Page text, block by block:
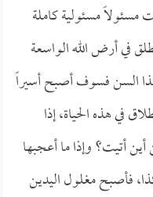
مسئولية كاملة
في أرض الله الواسعة
السن فسوف أصبح أسيراً
في هذه الحياة، إذا
أتيت؟ وإذا ما أعجبها
فأصبح مغلول اليدين